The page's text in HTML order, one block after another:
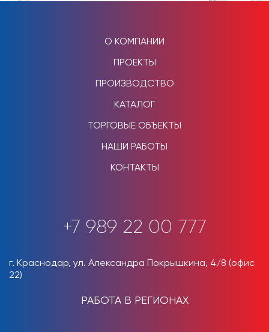
О КОМПАНИИ
ПРОЕКТЫ
ПРОИЗВОДСТВО
КАТАЛОГ
ТОРГОВЫЕ ОБЪЕКТЫ
НАШИ РАБОТЫ
КОНТАКТЫ
+7 989 22 00 777
г. Краснодар, ул. Александра Покрышкина, 4/8 (офис
22)
РАБОТА В РЕГИОНАХ